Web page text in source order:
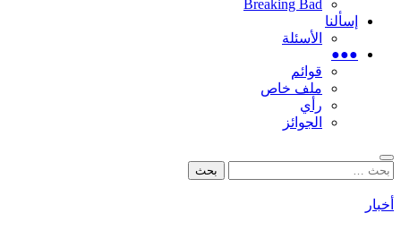
Breaking Bad
إسألنا
الأسئلة
●●●
قوائم
ملف خاص
رأي
الجوائز
بحث
البحث
أخبار